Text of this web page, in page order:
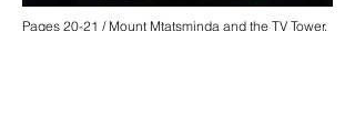
Pages 20-21 / Mount Mtatsminda and the TV Tower.